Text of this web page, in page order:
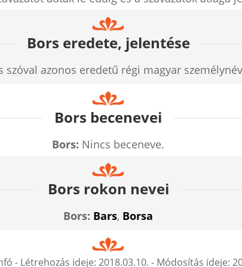
Bors eredete, jelentése
szóval azonos eredetű régi magyar
Bors becenevei
Bors: Nincs beceneve.
Bors rokon nevei
Bors: Bars, Borsa
- Létrehozás ideje: 2018.03.10. - Módosítás ideje: